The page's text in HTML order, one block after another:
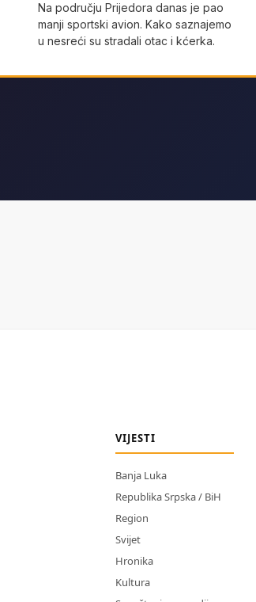
Na području Prijedora danas je pao
manji sportski avion. Kako saznajemo
u nesreći su stradali otac i kćerka.
VIJESTI
Banja Luka
Republika Srpska / BiH
Region
Svijet
Hronika
Kultura